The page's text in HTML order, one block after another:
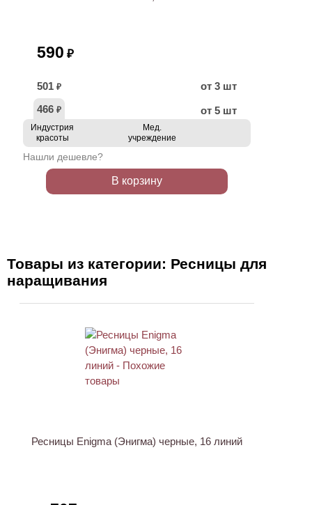
590 ₽
501 ₽
от 3 шт
466 ₽ от 5 шт
Индустрия
красоты
Мед.
учреждение
Нашли дешевле?
В корзину
Товары из категории: Ресницы для
наращивания
Ресницы Enigma (Энигма) черные, 16 линий